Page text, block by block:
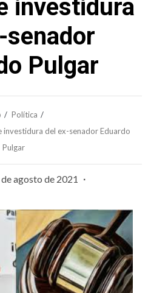
investidura
senador
Pulgar
Política
del ex-senador Eduardo
Pulgar
agosto de 2021